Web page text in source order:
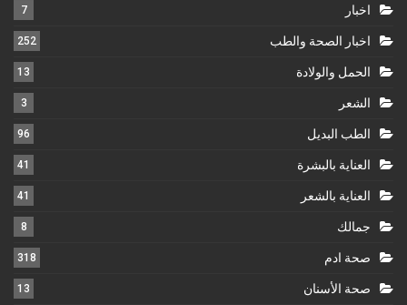
اخبار 7
اخبار الصحة والطب 252
الحمل والولادة 13
الشعر 3
الطب البديل 96
العناية بالبشرة 41
العناية بالشعر 41
جمالك 8
صحة ادم 318
صحة الأسنان 13